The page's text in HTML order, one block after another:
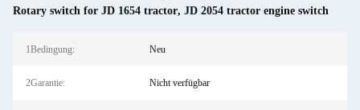
Rotary switch for JD 1654 tractor, JD 2054 tractor engine switch
1Bedingung: Neu
2Garantie: Nicht verfügbar